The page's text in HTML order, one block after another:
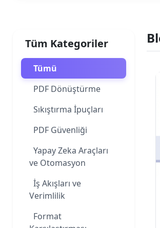
Tüm Kategoriler
Tümü
PDF Dönüştürme
Sıkıştırma İpuçları
PDF Güvenliği
Yapay Zeka Araçları
ve Otomasyon
İş Akışları ve
Verimlilik
Format